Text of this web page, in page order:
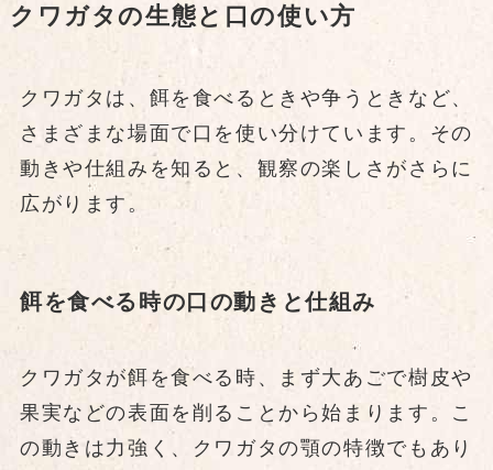
クワガタの生態と口の使い方
クワガタは、餌を食べるときや争うときなど、
さまざまな場面で口を使い分けています。その
動きや仕組みを知ると、観察の楽しさがさらに
広がります。
餌を食べる時の口の動きと仕組み
クワガタが餌を食べる時、まず大あごで樹皮や
果実などの表面を削ることから始まります。こ
の動きは力強く、クワガタの顎の特徴でもあり